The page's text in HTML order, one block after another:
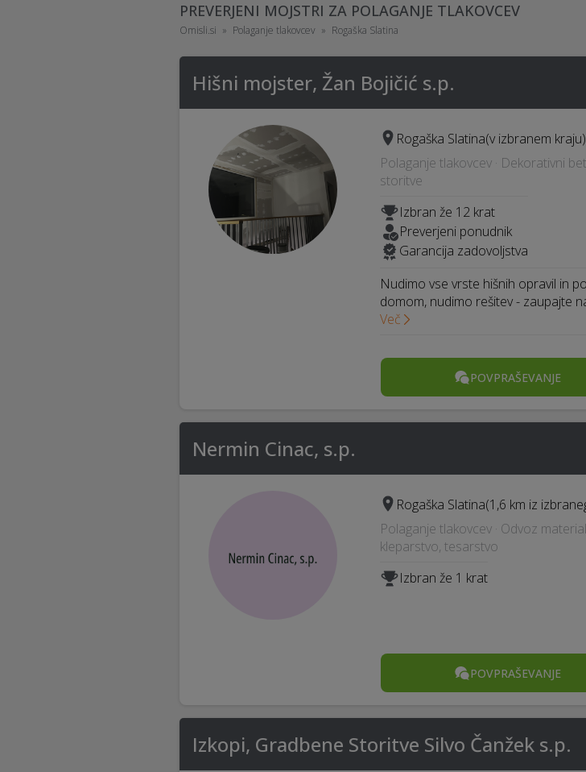
PREVERJENI MOJSTRI ZA POLAGANJE TLAKOVCEV
Omisli.si Polaganje tlakovcev Rogaška Slatina
Hišni mojster, Žan Bojičić s.p.
Rogaška Slatina(v izbranem kraju)
Polaganje tlakovcev · Dekorativni
storitve
Izbran že 12 krat
Preverjeni ponudnik
Garancija zadovoljstva
Nudimo vse vrste hišnih opravil in
domom, nudimo rešitev - zaupajte
Več
POVPRAŠEVANJE
Nermin Cinac, s.p.
Rogaška Slatina(1,6 km iz
Polaganje tlakovcev · Odvoz
kleparstvo, tesarstvo
Izbran že 1 krat
POVPRAŠEVANJE
Izkopi, Gradbene Storitve Silvo Čanžek s.p.